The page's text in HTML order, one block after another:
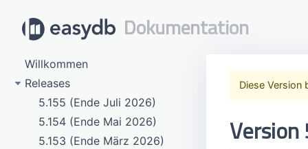
Dokumentation
Willkommen
Releases
5.155 (Ende Juli 2026)
5.154 (Ende Mai 2026)
5.153 (Ende März 2026)
Diese
Version